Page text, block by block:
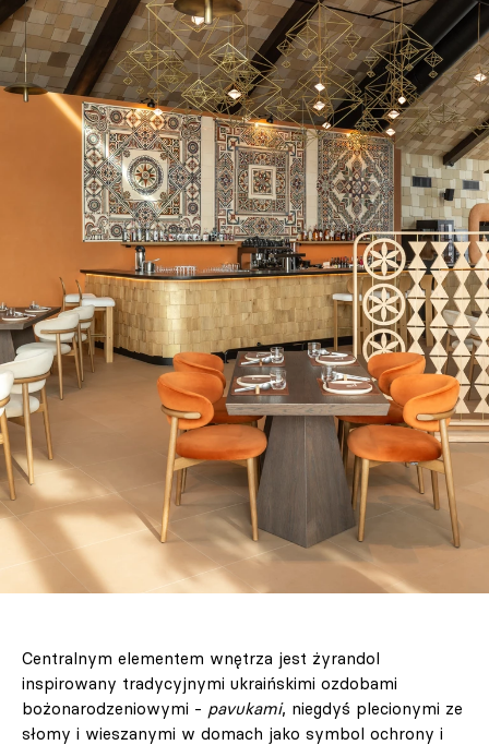
Centralnym elementem wnętrza jest żyrandol
inspirowany tradycyjnymi ukraińskimi ozdobami
bożonarodzeniowymi - pavukami, niegdyś plecionymi ze
słomy i wieszanymi w domach jako symbol ochrony i